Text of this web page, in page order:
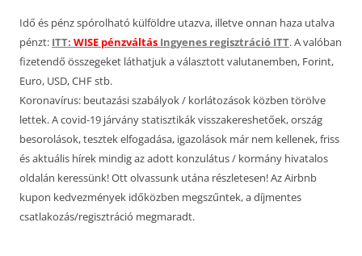
Idő és pénz spórolható külföldre utazva, illetve onnan haza utalva
pénzt: ITT: WISE pénzváltás Ingyenes regisztráció ITT. A valóban
fizetendő összegeket láthatjuk a választott valutanemben, Forint,
Euro, USD, CHF stb.
Koronavírus: beutazási szabályok / korlátozások közben törölve
lettek. A covid-19 járvány statisztikák visszakereshetőek, ország
besorolások, tesztek elfogadása, igazolások már nem kellenek, friss
és aktuális hírek mindig az adott konzulátus / kormány hivatalos
oldalán keressünk! Ott olvassunk utána részletesen! Az Airbnb
kupon kedvezmények időközben megszűntek, a díjmentes
csatlakozás/regisztráció megmaradt.